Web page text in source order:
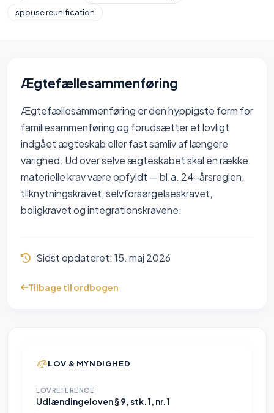
spouse reunification
Ægtefællesammenføring
Ægtefællesammenføring er den hyppigste form for
familiesammenføring og forudsætter et lovligt
indgået ægteskab eller fast samliv af længere
varighed. Ud over selve ægteskabet skal en række
materielle krav være opfyldt — bl.a. 24-årsreglen,
tilknytningskravet, selvforsørgelseskravet,
boligkravet og integrationskravene.
Sidst opdateret: 15. maj 2026
Tilbage til ordbogen
LOV & MYNDIGHED
LOVREFERENCE
Udlændingeloven § 9, stk. 1, nr. 1